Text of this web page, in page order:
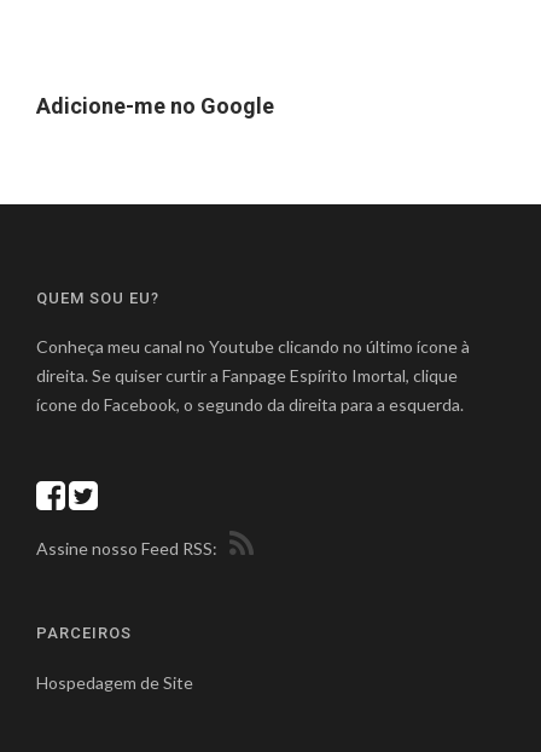
Adicione-me no Google
QUEM SOU EU?
Conheça meu canal no Youtube clicando no último ícone à
direita. Se quiser curtir a Fanpage Espírito Imortal, clique
ícone do Facebook, o segundo da direita para a esquerda.
Assine nosso Feed RSS:
PARCEIROS
Hospedagem de Site